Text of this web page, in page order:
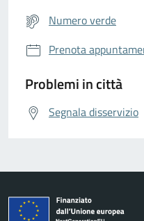
Numero verde
Prenota
Problemi in città
Segnala disservizio